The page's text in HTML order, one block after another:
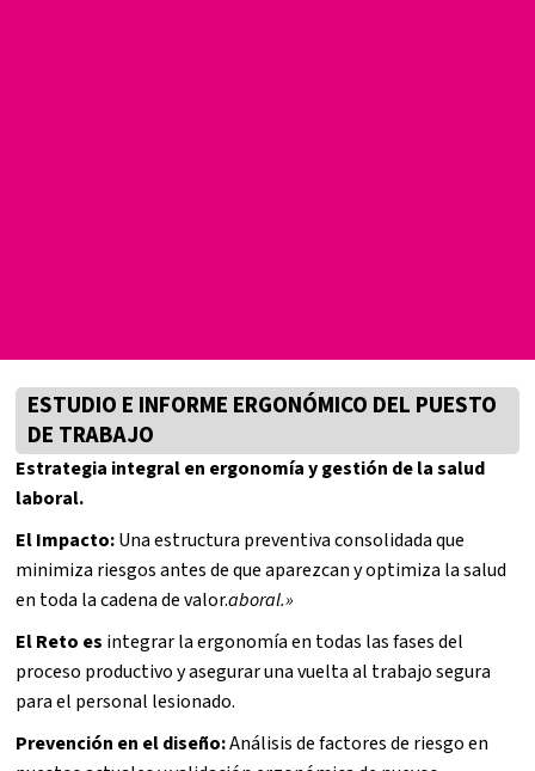
ESTUDIO E INFORME ERGONÓMICO DEL PUESTO
DE TRABAJO
Estrategia integral en ergonomía y gestión de la salud
laboral.
El Impacto:Una estructura preventiva consolidada que
minimiza riesgos antes de que aparezcan y optimiza la salud
en toda la cadena de valor.aboral.»
El Reto es integrar la ergonomía en todas las fases del
proceso productivo y asegurar una vuelta al trabajo segura
para el personal lesionado.
Prevención en el diseño:Análisis de factores de riesgo en